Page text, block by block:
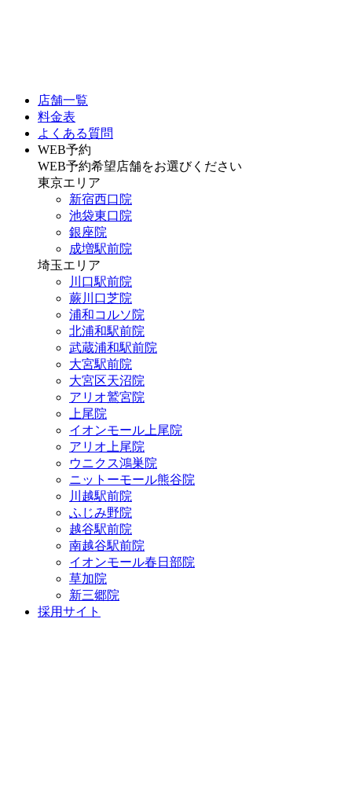
店舗一覧
料金表
よくある質問
WEB予約
WEB予約希望店舗をお選びください
東京エリア
新宿西口院
池袋東口院
銀座院
成増駅前院
埼玉エリア
川口駅前院
蕨川口芝院
浦和コルソ院
北浦和駅前院
武蔵浦和駅前院
大宮駅前院
大宮区天沼院
アリオ鷲宮院
上尾院
イオンモール上尾院
アリオ上尾院
ウニクス鴻巣院
ニットーモール熊谷院
川越駅前院
ふじみ野院
越谷駅前院
南越谷駅前院
イオンモール春日部院
草加院
新三郷院
採用サイト